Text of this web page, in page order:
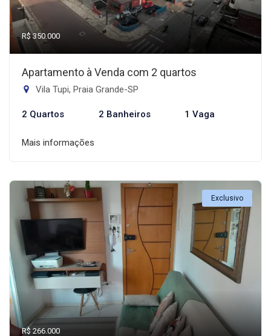
R$ 350.000
Apartamento à Venda com 2 quartos
Vila Tupi, Praia Grande-SP
2 Quartos 2 Banheiros 1 Vaga
Mais informações
Exclusivo
R$ 266.000